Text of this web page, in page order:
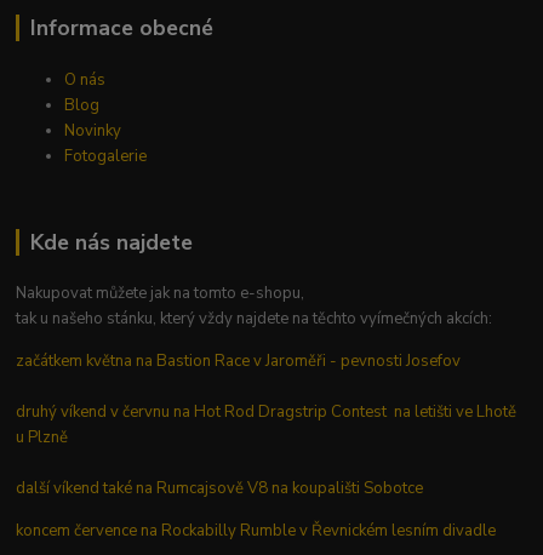
Informace obecné
O nás
Blog
Novinky
Fotogalerie
Kde nás najdete
Nakupovat můžete jak na tomto e-shopu,
tak u našeho stánku, který vždy najdete na těchto vyímečných akcích:
začátkem května na Bastion Race v Jaroměři - pevnosti Josefov
druhý víkend v červnu na Hot Rod Dragstrip Contest na letišti ve Lhotě
u Plzně
další víkend také na Rumcajsově V8 na koupališti Sobotce
koncem července na Rockabilly Rumble v Řevnickém lesním divadle